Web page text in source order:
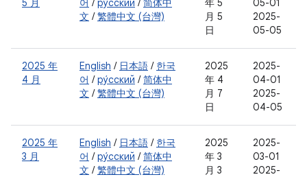
5 月 어 / ру́сский / 简体中
文 /繁體中文 (台灣)
年 5
月 5
日
05-01
2025-
05-05
2025 年
4 月
English / 日本語 / 한국
어 /ру́сский /简体中
文 /繁體中文 (台灣)
2025
年 4
月 7
日
2025-
04-01
2025-
04-05
2025 年
3 月
English / 日本語 / 한국
어 /ру́сский /简体中
文 /繁體中文 (台灣)
2025
年 3
月 3
2025-
03-01
2025-